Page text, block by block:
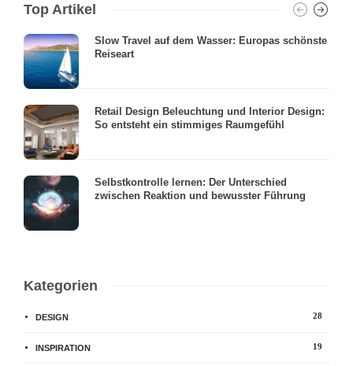
Top Artikel
Slow Travel auf dem Wasser: Europas schönste
Reiseart
Retail Design Beleuchtung und Interior Design:
So entsteht ein stimmiges Raumgefühl
Selbstkontrolle lernen: Der Unterschied
zwischen Reaktion und bewusster Führung
Kategorien
DESIGN 28
INSPIRATION 19